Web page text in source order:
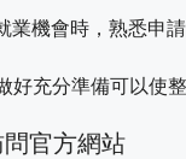
業機會時，熟悉申
好充分準備可以使
官方網站